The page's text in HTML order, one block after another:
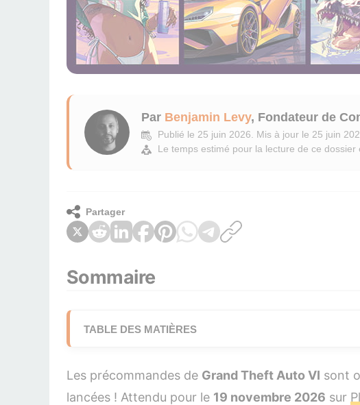
Par Benjamin Levy, Fondateur de
Publié le 25 juin 2026
Mis à jour le 25 juin
Le temps estimé pour la lecture de ce dossier
Partager
Sommaire
TABLE DES MATIÈRES
2. L'Édition Ultime : le contenu premium (99,99€)
Les précommandes de Grand Theft Auto VI sont
lancées ! Attendu pour le 19 novembre 2026 sur